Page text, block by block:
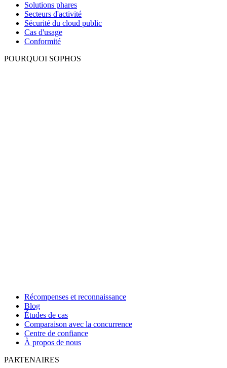
Solutions phares
Secteurs d'activité
Sécurité du cloud public
Cas d'usage
Conformité
POURQUOI SOPHOS
Récompenses et reconnaissance
Blog
Études de cas
Comparaison avec la concurrence
Centre de confiance
À propos de nous
PARTENAIRES